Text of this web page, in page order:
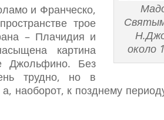
около
и Франческо,
трое
– Плачидия и
картина
Джольфино. Без
трудно, но в
наоборот, к позднему